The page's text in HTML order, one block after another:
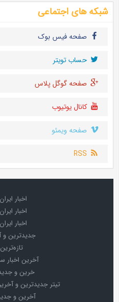
شبکه های اجتماعی
صفحه فیس بوک
حساب تويتر
صفحه گوگل پلاس
کانال یوتیوب
صفحه ویمئو
RSS
اخبار
اخبار
اخبار
جدیدترین و
آخرین اخبار
خرین و
تیتر جدیدترین و
آخرین و